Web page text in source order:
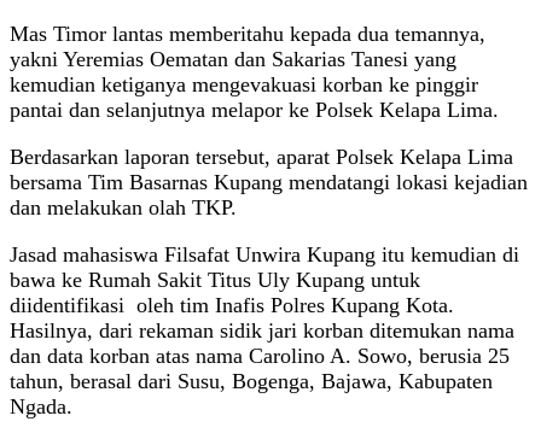
Mas Timor lantas memberitahu kepada dua temannya,
yakni Yeremias Oematan dan Sakarias Tanesi yang
kemudian ketiganya mengevakuasi korban ke pinggir
pantai dan selanjutnya melapor ke Polsek Kelapa Lima.
Berdasarkan laporan tersebut, aparat Polsek Kelapa Lima
bersama Tim Basarnas Kupang mendatangi lokasi kejadian
dan melakukan olah TKP.
Jasad mahasiswa Filsafat Unwira Kupang itu kemudian di
bawa ke Rumah Sakit Titus Uly Kupang untuk
diidentifikasi oleh tim Inafis Polres Kupang Kota.
Hasilnya, dari rekaman sidik jari korban ditemukan nama
dan data korban atas nama Carolino A. Sowo, berusia 25
tahun, berasal dari Susu, Bogenga, Bajawa, Kabupaten
Ngada.